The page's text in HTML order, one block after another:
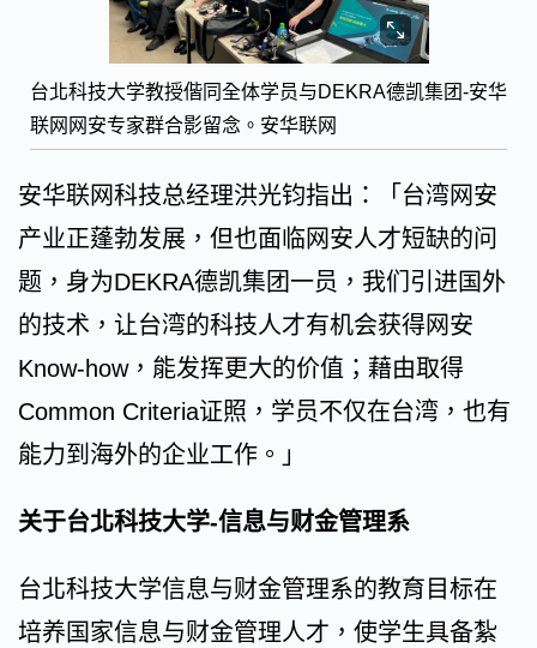
台北科技大学教授偕同全体学员与DEKRA德凯集团-安华
联网网安专家群合影留念。安华联网
安华联网科技总经理洪光钧指出：「台湾网安
产业正蓬勃发展，但也面临网安人才短缺的问
题，身为DEKRA德凯集团一员，我们引进国外
的技术，让台湾的科技人才有机会获得网安
Know-how，能发挥更大的价值；藉由取得
Common Criteria证照，学员不仅在台湾，也有
能力到海外的企业工作。」
关于台北科技大学-信息与财金管理系
台北科技大学信息与财金管理系的教育目标在
培养国家信息与财金管理人才，使学生具备紮